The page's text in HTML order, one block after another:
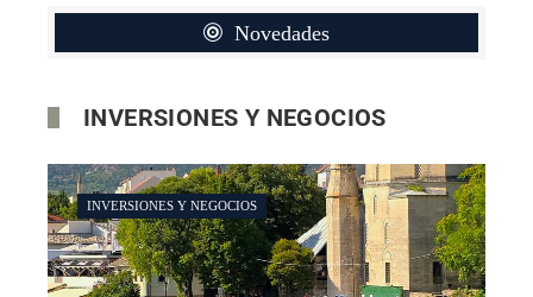
Novedades
INVERSIONES Y NEGOCIOS
INVERSIONES Y NEGOCIOS